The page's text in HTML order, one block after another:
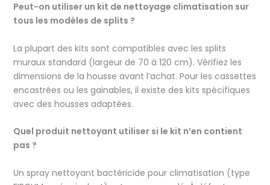
Peut-on utiliser un kit de nettoyage climatisation sur
tous les modèles de splits ?
La plupart des kits sont compatibles avec les splits
muraux standard (largeur de 70 à 120 cm). Vérifiez les
dimensions de la housse avant l’achat. Pour les cassettes
encastrées ou les gainables, il existe des kits spécifiques
avec des housses adaptées.
Quel produit nettoyant utiliser si le kit n’en contient
pas ?
Un spray nettoyant bactéricide pour climatisation (type